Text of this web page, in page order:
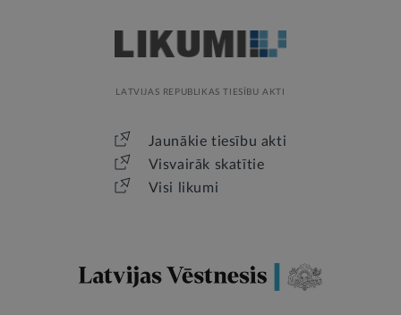
LATVIJAS REPUBLIKAS TIESĪBU AKTI
Jaunākie tiesību akti
Visvairāk skatītie
Visi likumi